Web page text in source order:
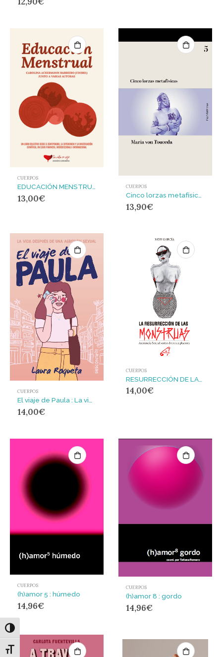
Alternar alto contraste
Alternar tamaño de letra
CUERPOS
13,00€
CUERPOS
13,90€
CUERPOS
14,00€
CUERPOS
14,00€
CUERPOS
(h)amor 5 : húmedo
14,96€
CUERPOS
(h)amor 8 : gordo
14,96€